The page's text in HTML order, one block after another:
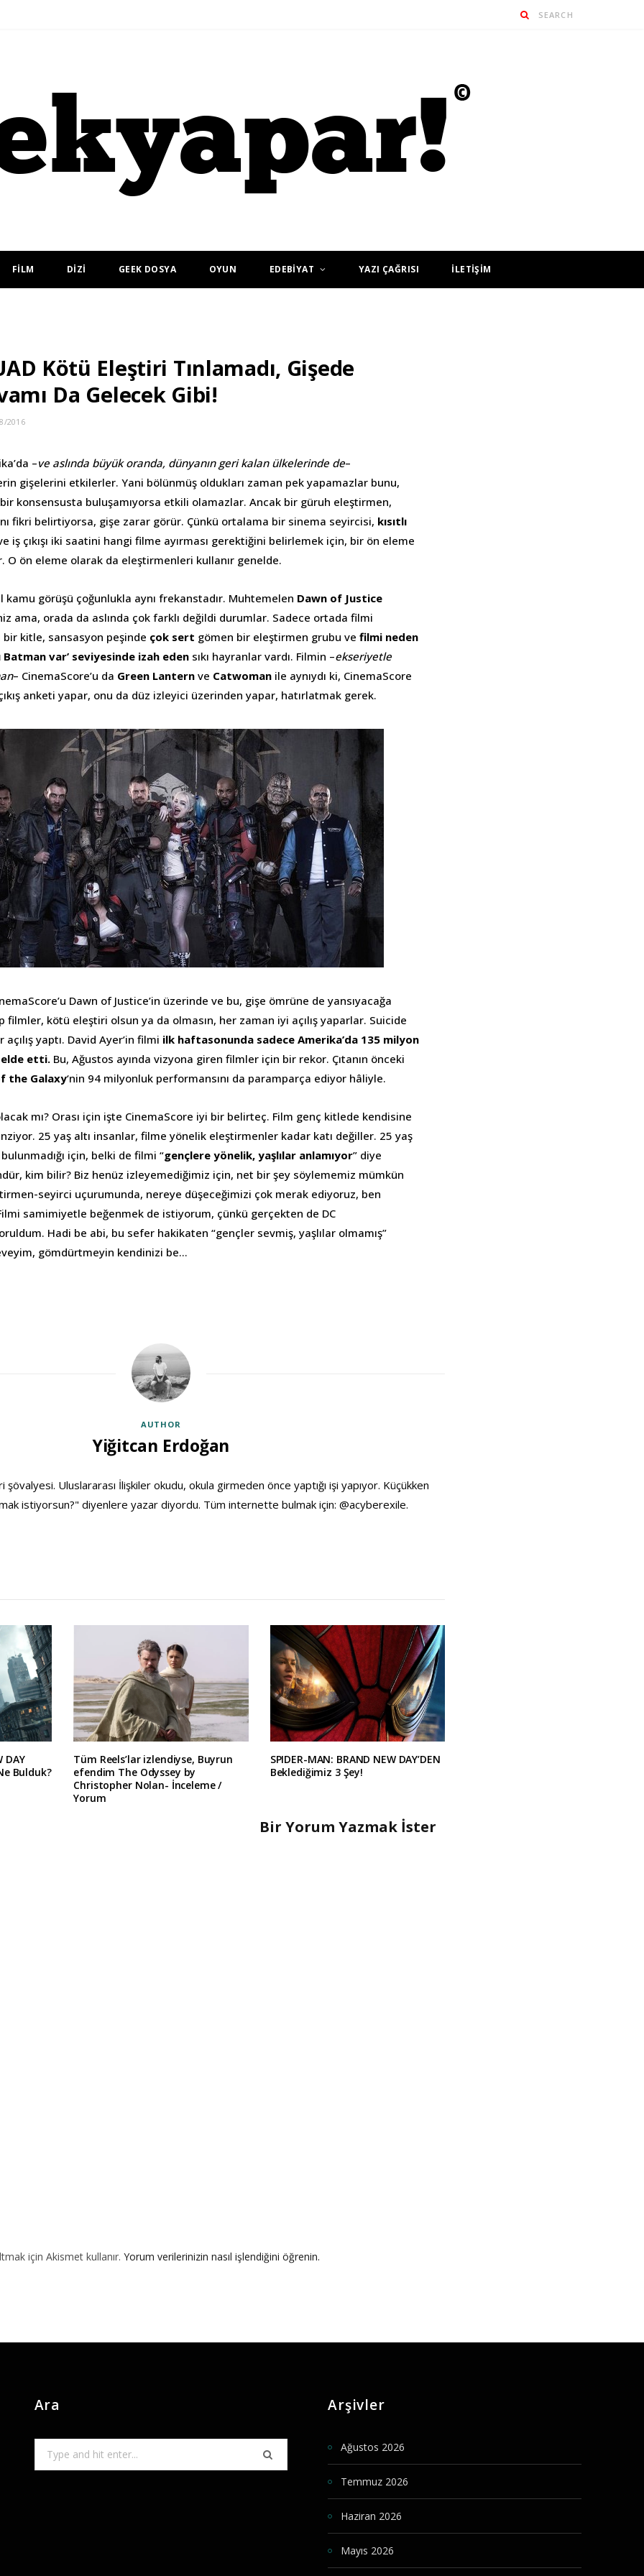
FİLM DİZİ GEEK DOSYA OYUN EDEBİYAT YAZI ÇAĞRISI İLETİŞİM
Kötü Eleştiri Tınlamadı, Gişede
Da Gelecek Gibi!
2016
–ve aslında büyük oranda, dünyanın geri kalan ülkelerinde de–
gişelerini etkilerler. Yani bölünmüş oldukları zaman pek yapamazlar bunu,
konsensusta buluşamıyorsa etkili olamazlar. Ancak bir güruh eleştirmen,
fikri belirtiyorsa, gişe zarar görür. Çünkü ortalama bir sinema seyircisi, kısıtlı
iş çıkışı iki saatini hangi filme ayırması gerektiğini belirlemek için, bir ön eleme
O ön eleme olarak da eleştirmenleri kullanır genelde.
kamu görüşü çoğunlukla aynı frekanstadır. Muhtemelen Dawn of Justice
ama, orada da aslında çok farklı değildi durumlar. Sadece ortada filmi
kitle, sansasyon peşinde çok sert gömen bir eleştirmen grubu ve filmi neden
Batman var’ seviyesinde izah eden sıkı hayranlar vardı. Filmin –ekseriyetle
– CinemaScore’u da Green Lantern ve Catwoman ile aynıydı ki, CinemaScore
anketi yapar, onu da düz izleyici üzerinden yapar, hatırlatmak gerek.
Dawn of Justice’in üzerinde ve bu, gişe ömrüne de yansıyacağa
filmler, kötü eleştiri olsun ya da olmasın, her zaman iyi açılış yaparlar. Suicide
açılış yaptı. David Ayer’in filmi ilk haftasonunda sadece Amerika’da 135 milyon
elde etti. Bu, Ağustos ayında vizyona giren filmler için bir rekor. Çıtanın önceki
the Galaxy‘nin 94 milyonluk performansını da paramparça ediyor hâliyle.
mı? Orası için işte CinemaScore iyi bir belirteç. Film genç kitlede kendisine
25 yaş altı insanlar, filme yönelik eleştirmenler kadar katı değiller. 25 yaş
için, belki de filmi “gençlere yönelik, yaşlılar anlamıyor” diye
kim bilir? Biz henüz izleyemediğimiz için, net bir şey söylememiz mümkün
seyirci uçurumunda, nereye düşeceğimizi çok merak ediyoruz, ben
samimiyetle beğenmek de istiyorum, çünkü gerçekten de DC
Hadi be abi, bu sefer hakikaten “gençler sevmiş, yaşlılar olmamış”
gömdürtmeyin kendinizi be…
AUTHOR
Yiğitcan Erdoğan
şövalyesi. Uluslararası İlişkiler okudu, okula girmeden önce yaptığı işi yapıyor. Küçükken
istiyorsun?" diyenlere yazar diyordu. Tüm internette bulmak için: @acyberexile.
DAY
Bulduk?
Tüm Reels’lar izlendiyse, Buyrun
efendim The Odyssey by
Christopher Nolan- İnceleme /
Yorum
SPIDER-MAN: BRAND NEW DAY’DEN
Beklediğimiz 3 Şey!
Bir Yorum Yazmak İster
için Akismet kullanır. Yorum verilerinizin nasıl işlendiğini öğrenin.
Ara Arşivler
Ağustos 2026
Temmuz 2026
Haziran 2026
Mayıs 2026